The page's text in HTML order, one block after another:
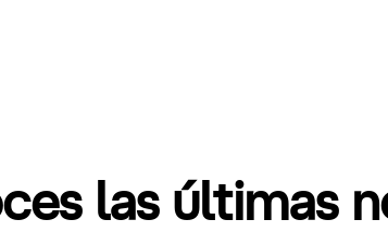
las últimas